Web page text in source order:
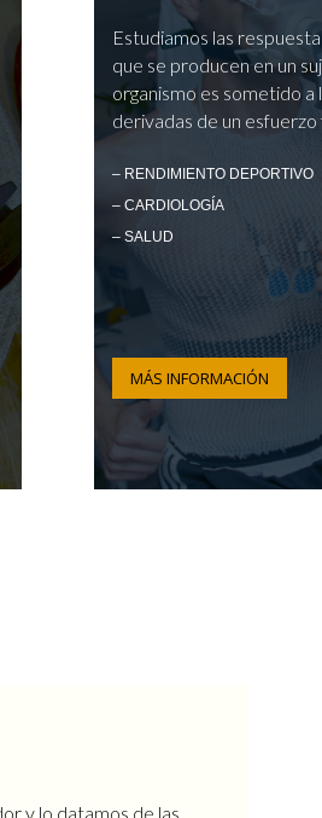
Estudiamos las
que se producen en un
organismo es sometido a
derivadas de un esfuerzo
– RENDIMIENTO DEPORTIVO
– CARDIOLOGÍA
– SALUD
MÁS INFORMACIÓN
y lo datamos de las